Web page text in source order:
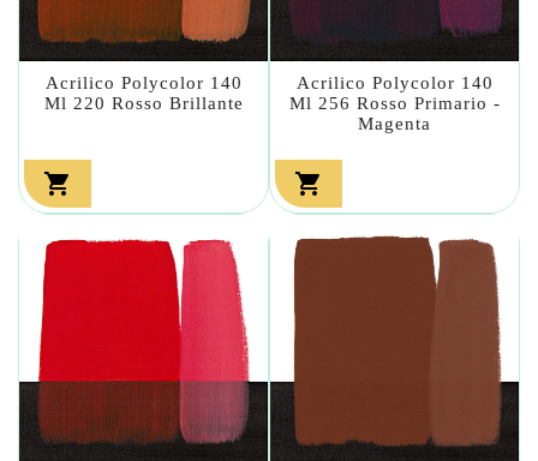
Acrilico Polycolor 140
Ml 220 Rosso Brillante

Acrilico Polycolor 140
Ml 256 Rosso Primario -
Magenta
